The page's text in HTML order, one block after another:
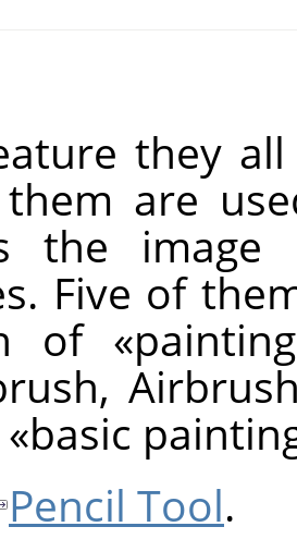
they
are
the image
Five of
of «painting
«basic
Pencil Tool.